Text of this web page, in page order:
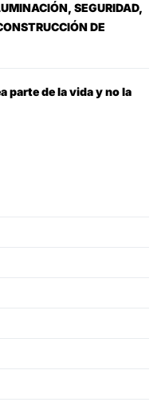
SEGURIDAD,
DE
parte de la vida y no la